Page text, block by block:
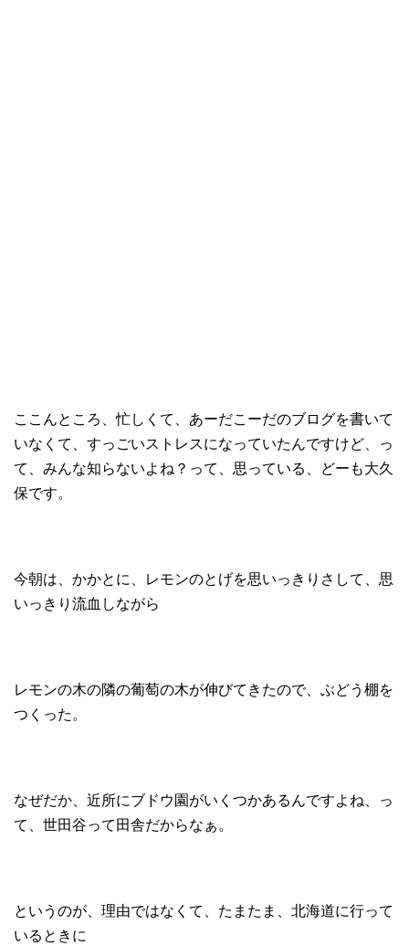
ここんところ、忙しくて、あーだこーだのブログを書いて
いなくて、すっごいストレスになっていたんですけど、っ
て、みんな知らないよね？って、思っている、どーも大久
保です。
今朝は、かかとに、レモンのとげを思いっきりさして、思
いっきり流血しながら
レモンの木の隣の葡萄の木が伸びてきたので、ぶどう棚を
つくった。
なぜだか、近所にブドウ園がいくつかあるんですよね、っ
て、世田谷って田舎だからなぁ。
というのが、理由ではなくて、たまたま、北海道に行って
いるときに